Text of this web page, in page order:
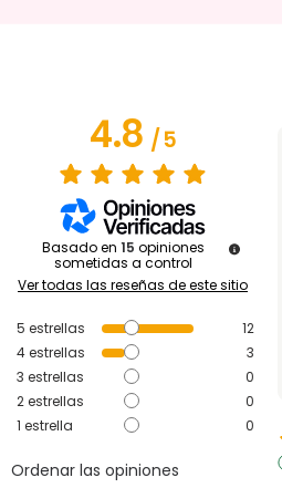
4.8/5
Basado en 15 opiniones
sometidas a control
Ver todas las reseñas de este sitio
5 estrellas
12
4estrellas
3
3 estrellas
0
2estrellas
0
1 estrella 0
Ordenar las opiniones